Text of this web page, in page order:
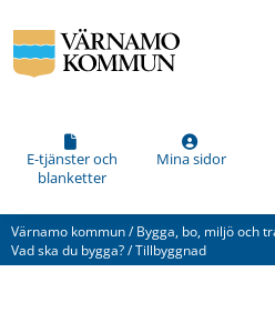
E-tjänster och
blanketter
Mina sidor
Värnamo kommun/ Bygga, bo, miljö och
Vad ska du bygga?/Tillbyggnad
Vad
kan
förbättra
den
här